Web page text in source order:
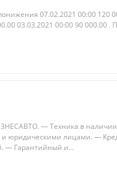
07.02.2021 00:00 120
03.03.2021 00:00 90 000.00 .
— Texника в
и юpидичeскими лицами. —
— Гapaнтийный и...